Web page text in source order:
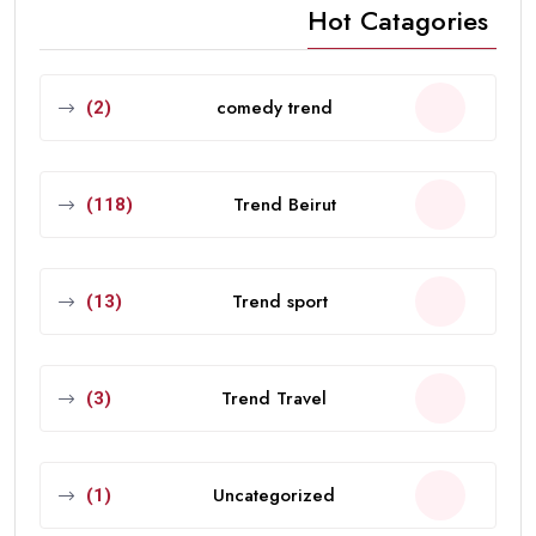
Hot Catagories
comedy trend
(2)
Trend Beirut
(118)
Trend sport
(13)
Trend Travel
(3)
Uncategorized
(1)